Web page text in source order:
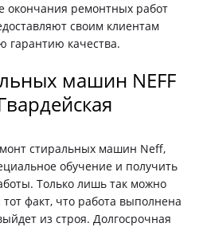
окончания ремонтных работ
своим клиентам
гарантию качества.
машин NEFF
стиральных машин Neff,
обучение и получить
Только лишь так можно
факт, что работа выполнена
из строя. Долгосрочная